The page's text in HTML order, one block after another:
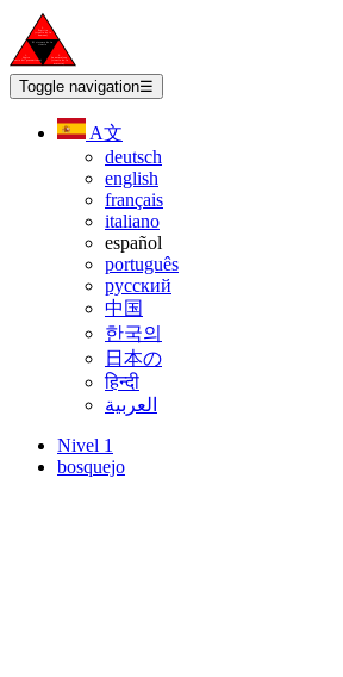
Toggle navigation☰
A文
deutsch
english
français
italiano
español
português
русский
中国
한국의
日本の
हिन्दी
العربية
Nivel 1
bosquejo